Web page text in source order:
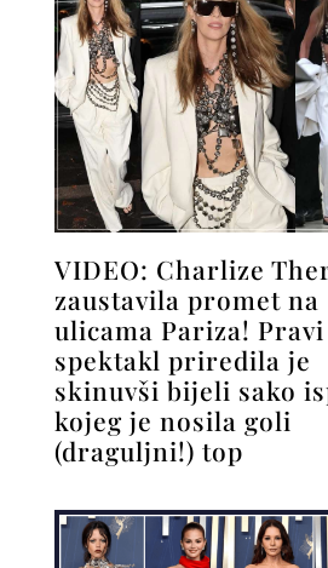
VIDEO: Charlize
zaustavila promet na
ulicama Pariza! Pravi
spektakl priredila je
skinuvši bijeli sako
kojeg je nosila goli
(draguljni!) top